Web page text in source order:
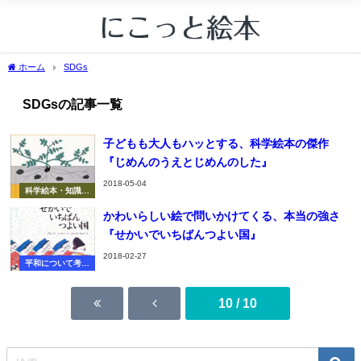
ホーム SDGs
SDGsの記事一覧
科学絵本・知識の
子どもも大人もハッとする、科学絵本の傑作
『じめんのうえとじめんのした』
2018-05-04
平和について考え
かわいらしい絵で問いかけてくる、本当の強さ
『せかいでいちばんつよい国』
2018-02-27
10 / 10